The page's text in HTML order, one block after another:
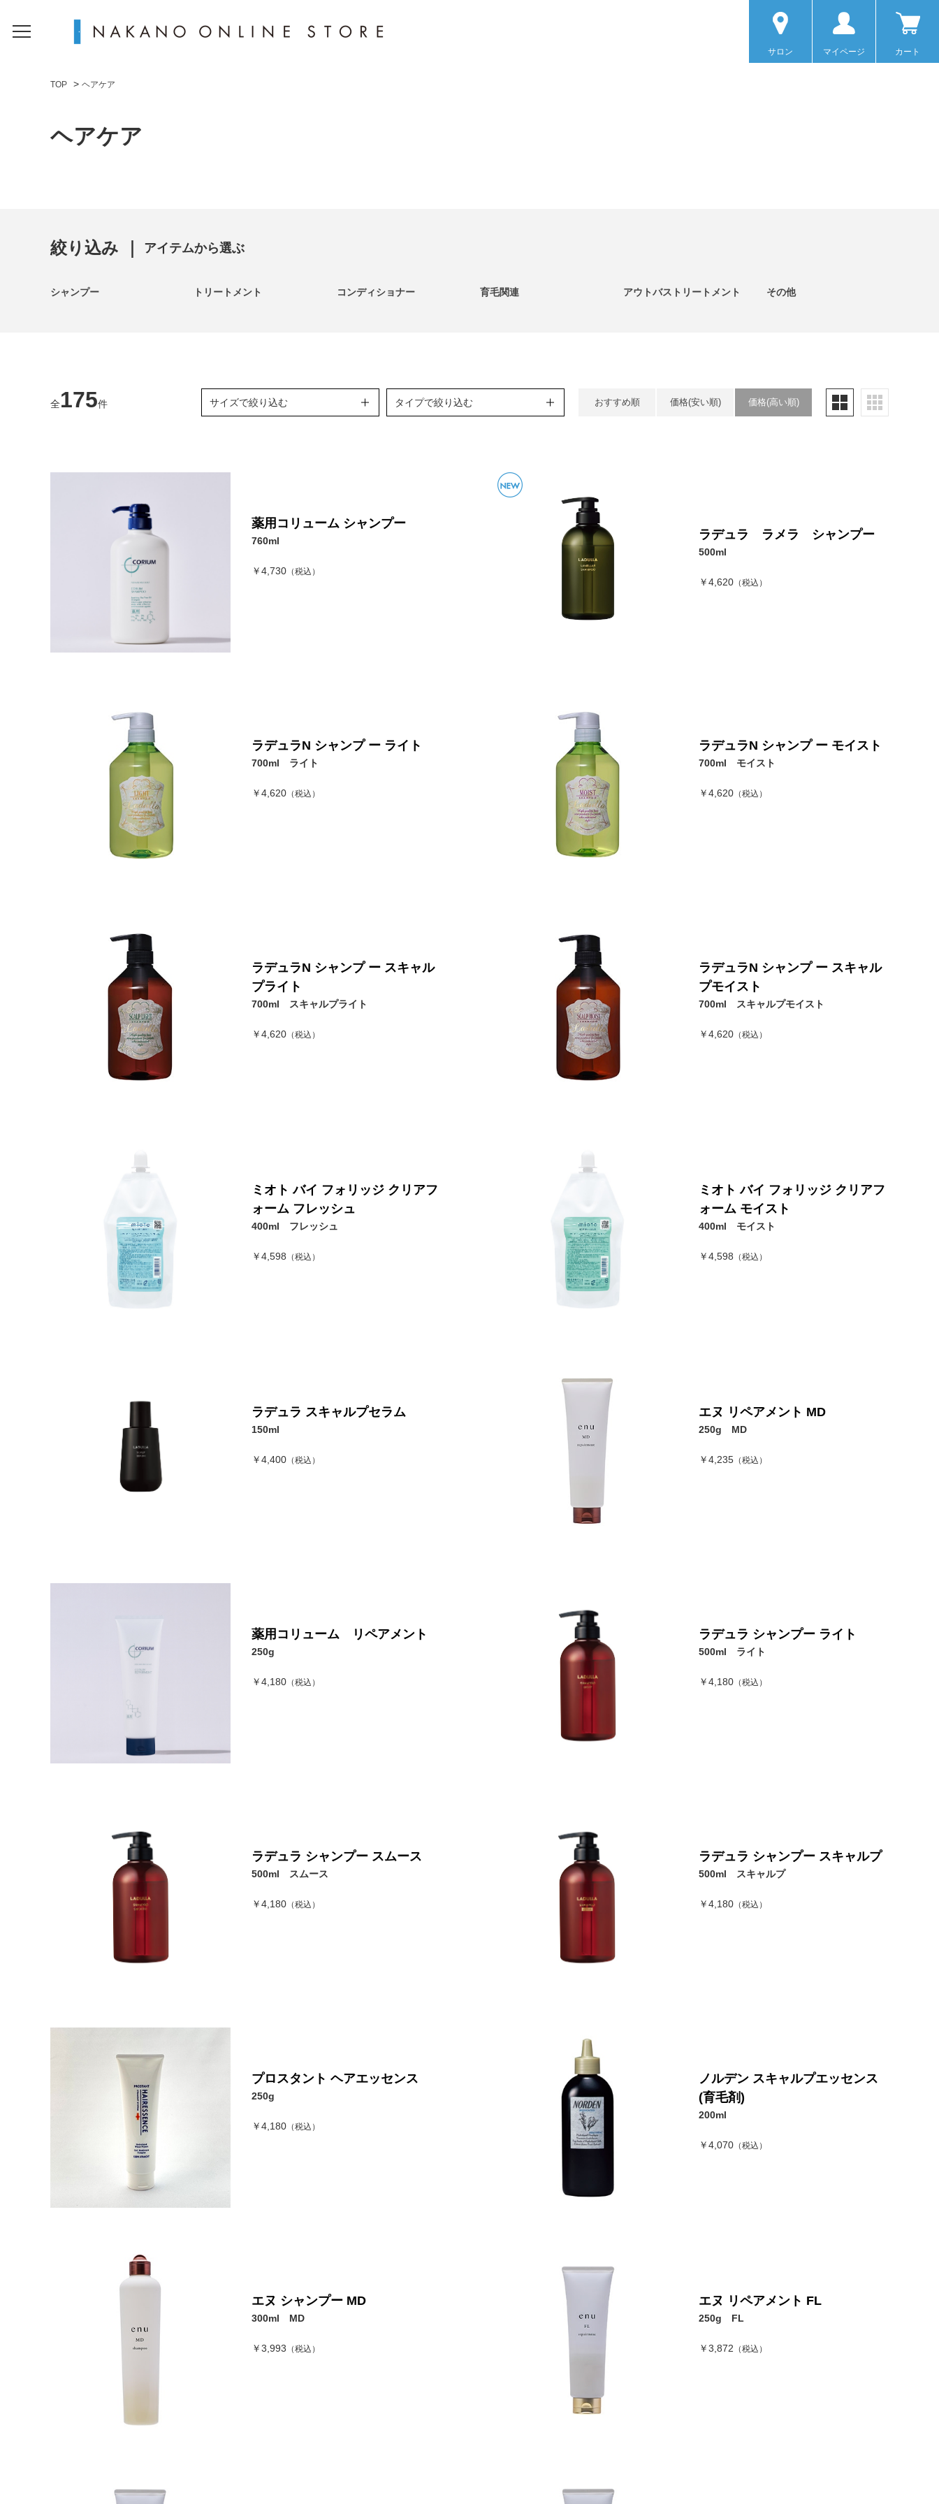
サロン マイページ カート
TOP > ヘアケア
ヘアケア
絞り込み ｜ アイテムから選ぶ
シャンプー トリートメント コンディショナー 育毛関連 アウトバストリートメント その他
全175件 サイズで絞り込む タイプで絞り込む おすすめ順 価格(安い順) 価格(高い順)
薬用コリューム シャンプー
760ml
￥4,730 （税込）
ラデュラ ラメラ シャンプー
500ml
￥4,620 （税込）
ラデュラN シャンプ ー ライト
700ml ライト
￥4,620 （税込）
ラデュラN シャンプ ー モイスト
700ml モイスト
￥4,620 （税込）
ラデュラN シャンプ ー スキャル
プライト
700ml スキャルプライト
￥4,620 （税込）
ラデュラN シャンプ ー スキャル
プモイスト
700ml スキャルプモイスト
￥4,620 （税込）
ミオト バイ フォリッジ クリアフ
ォーム フレッシュ
400ml フレッシュ
￥4,598 （税込）
ミオト バイ フォリッジ クリアフ
ォーム モイスト
400ml モイスト
￥4,598 （税込）
ラデュラ スキャルプセラム
150ml
￥4,400 （税込）
エヌ リペアメント MD
250g MD
￥4,235 （税込）
薬用コリューム リペアメント
250g
￥4,180 （税込）
ラデュラ シャンプー ライト
500ml ライト
￥4,180 （税込）
ラデュラ シャンプー スムース
500ml スムース
￥4,180 （税込）
ラデュラ シャンプー スキャルプ
500ml スキャルプ
￥4,180 （税込）
プロスタント ヘアエッセンス
250g
￥4,180 （税込）
ノルデン スキャルプエッセンス
(育毛剤)
200ml
￥4,070 （税込）
エヌ シャンプー MD
300ml MD
￥3,993 （税込）
エヌ リペアメント FL
250g FL
￥3,872 （税込）